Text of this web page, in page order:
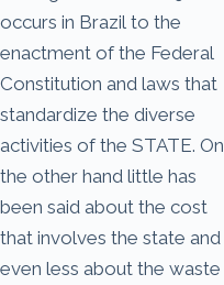
occurs in Brazil to the
enactment of the Federal
Constitution and laws that
standardize the diverse
activities of the STATE. On
the other hand little has
been said about the cost
that involves the state and
even less about the waste